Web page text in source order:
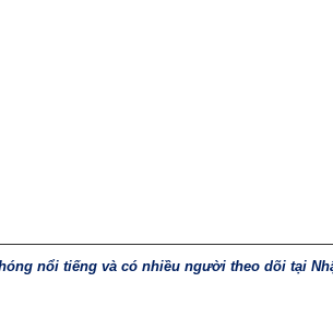
nổi tiếng và có nhiều người theo dõi tại